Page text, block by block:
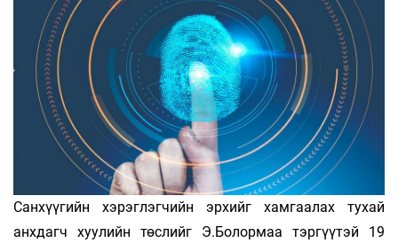
Санхүүгийн хэрэглэгчийн эрхийг хамгаалах тухай
анхдагч хуулийн төслийг Э.Болормаа тэргүүтэй 19